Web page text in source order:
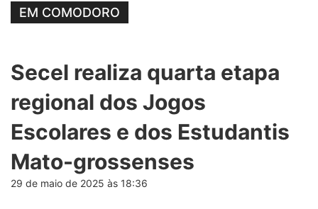
EM COMODORO
Secel realiza quarta etapa
regional dos Jogos
Escolares e dos Estudantis
Mato-grossenses
29 de maio de 2025 às 18:36